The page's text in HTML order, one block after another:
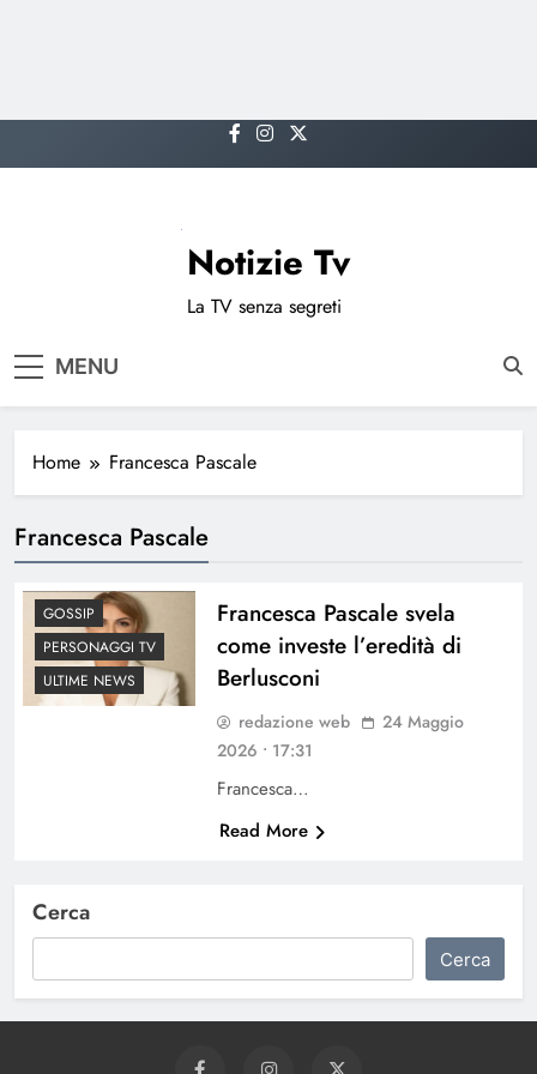
to
Notizie Tv
La TV senza segreti
MENU
Home Francesca Pascale
Francesca Pascale
GOSSIP
PERSONAGGI TV
ULTIME NEWS
Francesca Pascale svela
come investe l’eredità di
Berlusconi
redazione web
24 Maggio
2026 • 17:31
Francesca…
Read More
Cerca
Cerca